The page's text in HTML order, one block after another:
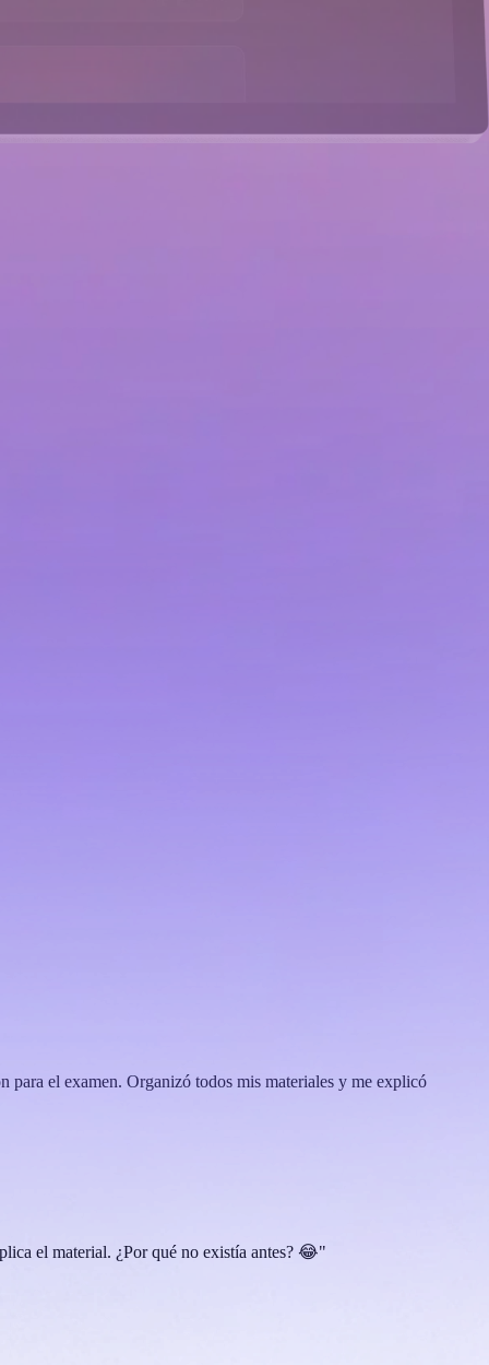
para el examen. Organizó todos mis materiales y me explicó
el material. ¿Por qué no existía antes? 😂"